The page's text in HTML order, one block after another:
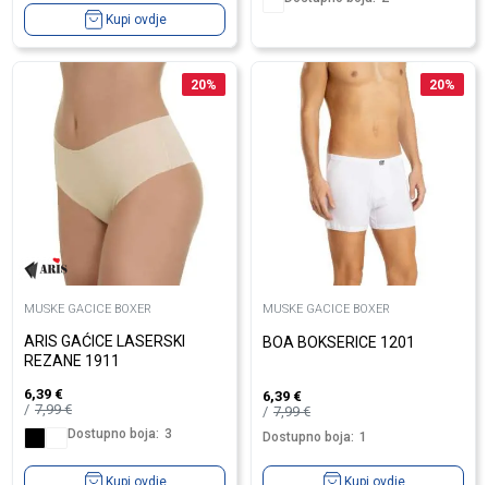
Kupi ovdje
20%
MUSKE GACICE BOXER
ARIS GAĆICE LASERSKI
REZANE 1911
6,39 €
7,99€
Dostupno boja: 3
Kupi ovdje
20%
MUSKE GACICE BOXER
BOA BOKSERICE 1201
6,39 €
7,99€
Dostupno boja: 1
Kupi ovdje